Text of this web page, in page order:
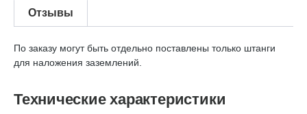
Отзывы
По заказу могут быть отдельно поставлены только штанги
для наложения заземлений.
Технические характеристики